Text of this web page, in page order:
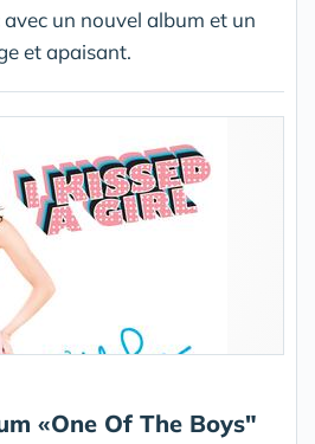
un nouvel album et un
et apaisant.
«One Of The Boys"